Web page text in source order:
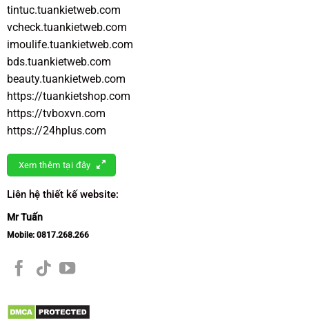
tintuc.tuankietweb.com
vcheck.tuankietweb.com
imoulife.tuankietweb.com
bds.tuankietweb.com
beauty.tuankietweb.com
https://tuankietshop.com
https://tvboxvn.com
https://24hplus.com
Xem thêm tại đây
Liên hệ thiết kế website:
Mr Tuấn
Mobile: 0817.268.266